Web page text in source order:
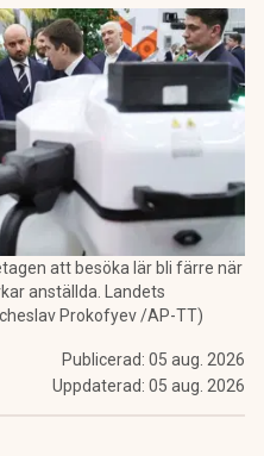
att besöka lär bli färre när
anställda. Landets
Prokofyev /AP-TT)
Publicerad: 05 aug. 2026
Uppdaterad: 05 aug. 2026